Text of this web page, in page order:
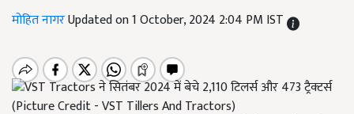
मोहित नागरUpdated on 1 October, 2024 2:04 PM IST